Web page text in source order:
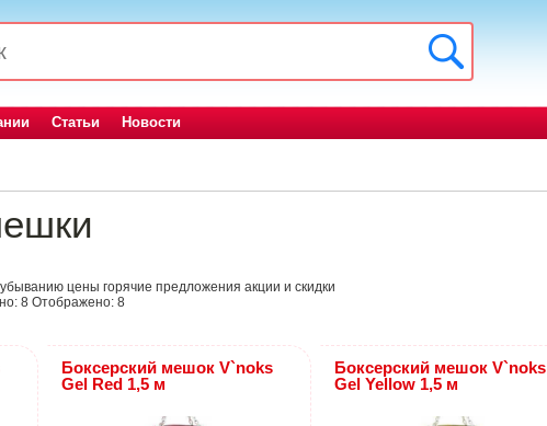
Статьи Новости
цены горячие предложения акции и скидки
8 Отображено:8
Боксерский мешок V`noks
Gel Red 1,5 м
Боксерский мешок V`noks
Gel Yellow 1,5 м